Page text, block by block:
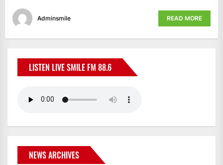
Adminsmile READ MORE
LISTEN LIVE SMILE FM 88.6
NEWS ARCHIVES